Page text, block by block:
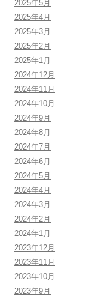
2025年5月
2025年4月
2025年3月
2025年2月
2025年1月
2024年12月
2024年11月
2024年10月
2024年9月
2024年8月
2024年7月
2024年6月
2024年5月
2024年4月
2024年3月
2024年2月
2024年1月
2023年12月
2023年11月
2023年10月
2023年9月